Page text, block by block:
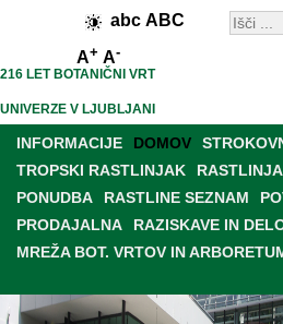
abc ABC
A+ A-
216 LET BOTANIČNI VRT
UNIVERZE V LJUBLJANI
INFORMACIJE DOMOV
TROPSKI RASTLINJAK
PONUDBA
RASTLINE SEZNAM
PRODAJALNA
RAZISKAVE IN
MREŽA BOT. VRTOV IN